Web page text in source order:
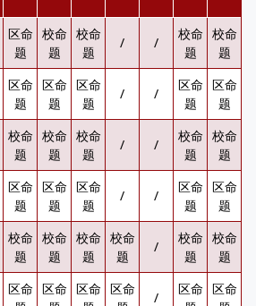
区命
题
校命
题
校命
题
/ /
校命
题
校命
题
区命
题
区命
题
区命
题
/ /
区命
题
区命
题
校命
题
校命
题
校命
题
/ /
校命
题
校命
题
区命
题
区命
题
区命
题
/ /
区命
题
区命
题
校命
题
校命
题
校命
题
校命
题
/
校命
题
校命
题
区命 区命 区命 区命
/
区命 区命